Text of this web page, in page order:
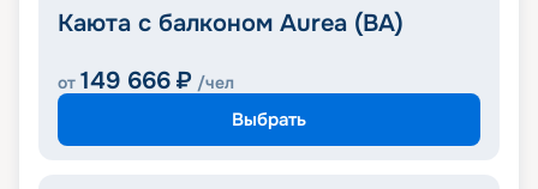
Каюта с балконом Aurea (BA)
от 149 666 ₽ /чел
Выбрать